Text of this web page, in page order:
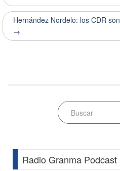
Hernández Nordelo: los CDR
→
Radio Granma Podcast